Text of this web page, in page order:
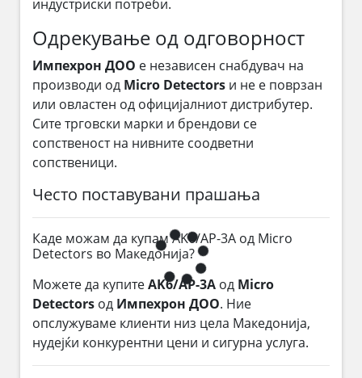
индустриски потреби.
Одрекување од одговорност
Импехрон ДОО е независен снабдувач на
производи од Micro Detectors и не е поврзан
или овластен од официјалниот дистрибутер.
Сите трговски марки и брендови се
сопственост на нивните соодветни
сопственици.
Често поставувани прашања
Каде можам да купам AK6/AP-3A од Micro
Detectors во Македонија?
Можете да купитеAK6/AP-3A од Micro
Detectors од Импехрон ДОО. Ние
опслужуваме клиенти низ цела Македонија,
нудејќи конкурентни цени и сигурна услуга.